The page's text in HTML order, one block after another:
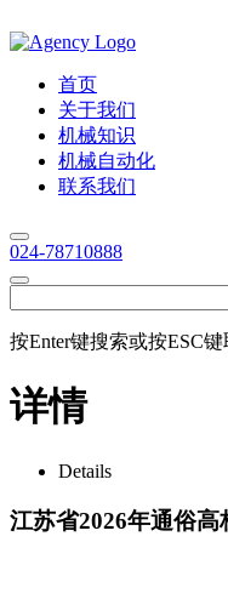
首页
关于我们
机械知识
机械自动化
联系我们
024-78710888
按Enter键搜索或按ESC键
详情
Details
江苏省2026年通俗